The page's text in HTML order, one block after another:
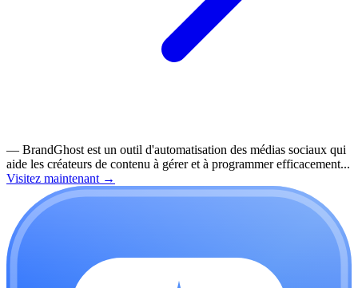
— BrandGhost est un outil d'automatisation des médias sociaux qui
aide les créateurs de contenu à gérer et à programmer efficacement...
Visitez maintenant →